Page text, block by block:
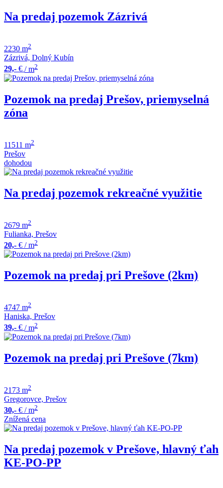
Na predaj pozemok Zázrivá
2230 m2
Zázrivá, Dolný Kubín
29,- € / m2
Pozemok na predaj Prešov, priemyselná
zóna
11511 m2
Prešov
dohodou
Na predaj pozemok rekreačné využitie
2679 m2
Fulianka, Prešov
20,- € / m2
Pozemok na predaj pri Prešove (2km)
4747 m2
Haniska, Prešov
39,- € / m2
Pozemok na predaj pri Prešove (7km)
2173 m2
Gregorovce, Prešov
30,- € / m2
Znížená cena
Na predaj pozemok v Prešove, hlavný ťah
KE-PO-PP